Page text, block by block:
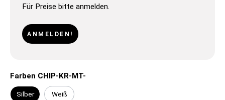
Für Preise bitte anmelden.
ANMELDEN!
Farben CHIP-KR-MT-
Silber Weiß